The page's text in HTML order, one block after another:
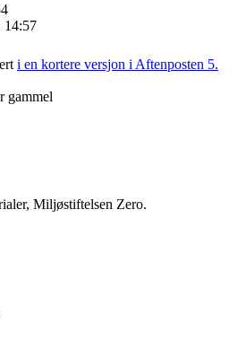
14:57
i en kortere versjon i Aftenposten 5.
gammel
Miljøstiftelsen Zero.